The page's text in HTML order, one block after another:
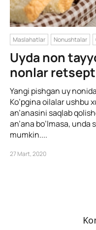
Maslahatlar Nonushtalar
Uyda non
nonlar
Yangi pishgan uy
Ko’pgina oilalar ushbu
an’anasini saqlab
an’ana bo’lmasa,
mumkin....
27 Mart, 2020